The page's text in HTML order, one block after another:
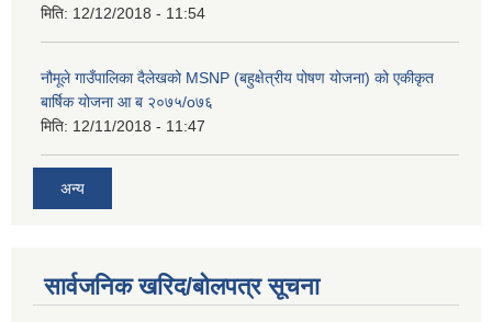
मिति: 12/12/2018 - 11:54
नौमूले गाउँपालिका दैलेखको MSNP (बहुक्षेत्रीय पोषण योजना) को एकीकृत
बार्षिक योजना आ ब २०७५/o७६
मिति: 12/11/2018 - 11:47
अन्य
सार्वजनिक खरिद/बोलपत्र सूचना